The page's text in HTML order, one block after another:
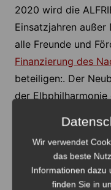
2020 wird die
Einsatzjahren
alle Freunde und
Finanzierung des
beteiligen:. Der
der
Wir verwendet
das beste
Informationen dazu
finden Sie in